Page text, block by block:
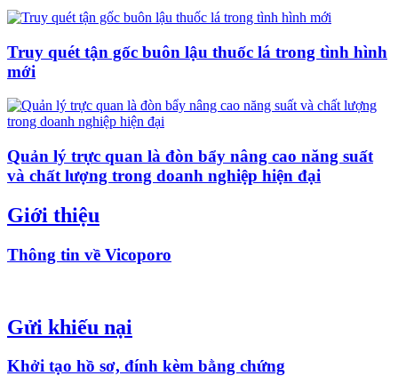
Truy quét tận gốc buôn lậu thuốc lá trong tình hình
mới
Quản lý trực quan là đòn bẩy nâng cao năng suất
và chất lượng trong doanh nghiệp hiện đại
Giới thiệu
Thông tin về Vicoporo
Gửi khiếu nại
Khởi tạo hồ sơ, đính kèm bằng chứng